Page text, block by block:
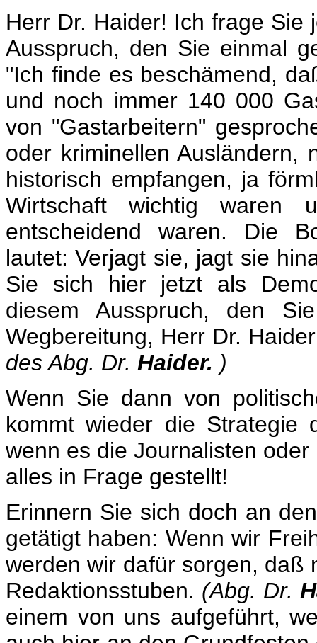
Herr Dr. Haider! Ich frage
Ausspruch, den Sie einmal
"Ich finde es beschämend,
und noch immer 140 000
von "Gastarbeitern"
oder kriminellen Ausländern,
historisch empfangen, ja
Wirtschaft wichtig waren
entscheidend waren. Die
lautet: Verjagt sie, jagt sie
Sie sich hier jetzt als
diesem Ausspruch, den
Wegbereitung, Herr Dr.
des Abg. Dr. Haider. )
Wenn Sie dann von
kommt wieder die Strategie
wenn es die Journalisten
alles in Frage gestellt!
Erinnern Sie sich doch an
getätigt haben: Wenn wir
werden wir dafür sorgen, daß
Redaktionsstuben. (Abg. Dr.
einem von uns aufgeführt,